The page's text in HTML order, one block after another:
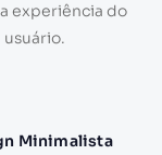
experiência do
usuário.
Minimalista